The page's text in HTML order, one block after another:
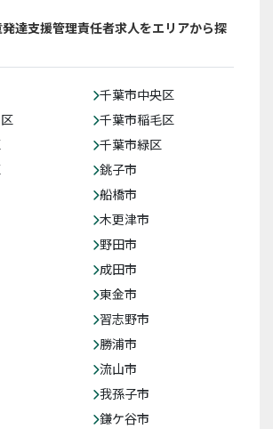
達支援管理責任者求人をエリアから探
千葉市中央区
千葉市稲毛区
千葉市緑区
銚子市
船橋市
木更津市
野田市
成田市
東金市
習志野市
勝浦市
流山市
我孫子市
鎌ケ谷市